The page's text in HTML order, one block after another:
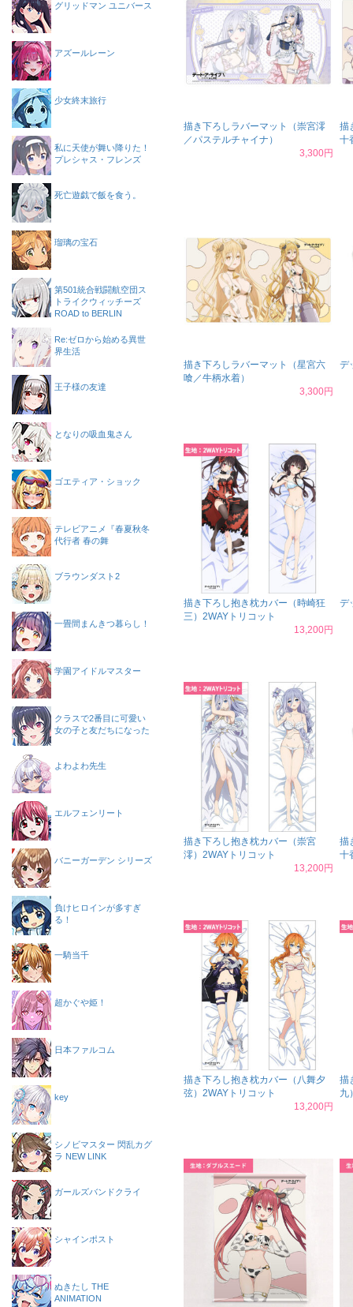
描き下ろしラバーマット（崇宮澪
／パステルチャイナ）
3,300円
描
十
描き下ろしラバーマット（星宮六
喰／牛柄水着）
3,300円
デ
描き下ろし抱き枕カバー（時崎狂
三）2WAYトリコット
13,200円
デ
描き下ろし抱き枕カバー（崇宮
澪）2WAYトリコット
13,200円
描
十
描き下ろし抱き枕カバー（八舞夕
弦）2WAYトリコット
13,200円
描
九
グリッドマン ユニバース
アズールレーン
少女終末旅行
私に天使が舞い降りた！
プレシャス・フレンズ
死亡遊戯で飯を食う。
瑠璃の宝石
第501統合戦闘航空団ス
トライクウィッチーズ
ROAD to BERLIN
Re:ゼロから始める異世
界生活
王子様の友達
となりの吸血鬼さん
ゴエティア・ショック
テレビアニメ『春夏秋冬
代行者 春の舞
ブラウンダスト2
一畳間まんきつ暮らし！
学園アイドルマスター
クラスで2番目に可愛い
女の子と友だちになった
よわよわ先生
エルフェンリート
バニーガーデン シリーズ
負けヒロインが多すぎ
る！
一騎当千
超かぐや姫！
日本ファルコム
key
シノビマスター 閃乱カグ
ラ NEW LINK
ガールズバンドクライ
シャインポスト
ぬきたし THE
ANIMATION